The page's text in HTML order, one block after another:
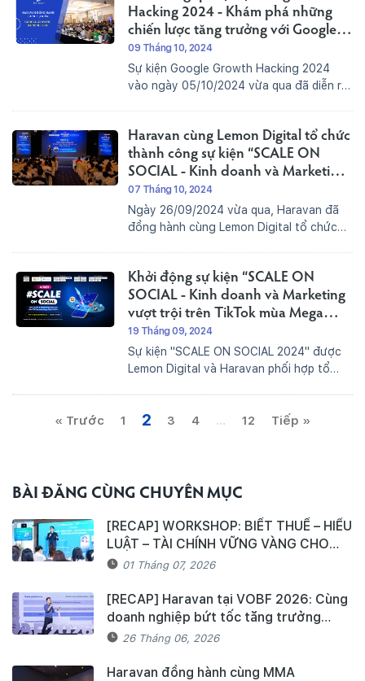
Hacking 2024 - Khám phá những
chiến lược tăng trưởng với Google
Marketing.
09 Tháng 10, 2024
Sự kiện Google Growth Hacking 2024
vào ngày 05/10/2024 vừa qua đã diễn ra
với chủ đề "TINH GỌN - TỐI ƯU - PHÁT...
Haravan cùng Lemon Digital tổ chức
thành công sự kiện “SCALE ON
SOCIAL - Kinh doanh và Marketing
vượt trội trên TikTok mùa Mega
Sales 2024”
07 Tháng 10, 2024
Ngày 26/09/2024 vừa qua, Haravan đã
đồng hành cùng Lemon Digital tổ chức
Mega Sales 2024”. Hãy cùng nhìn lại
những nội dung nổi bật...
Khởi động sự kiện “SCALE ON
SOCIAL - Kinh doanh và Marketing
vượt trội trên TikTok mùa Mega
Sales 2024
19 Tháng 09, 2024
Sự kiện "SCALE ON SOCIAL 2024" được
Lemon Digital và Haravan phối hợp tổ
Mega Sales 2024” hứa hẹn mang đến
« Trước 1 2 3 4 … 12 Tiếp »
BÀI ĐĂNG CÙNG CHUYÊN MỤC
[RECAP] WORKSHOP: BIẾT THUẾ – HIỂU
LUẬT – TÀI CHÍNH VỮNG VÀNG CHO
NHÀ KINH DOANH
01 Tháng 07, 2026
[RECAP] Haravan tại VOBF 2026: Cùng
doanh nghiệp bứt tốc tăng trưởng
trong kỷ nguyên Agentic Commerce
26 Tháng 06, 2026
Haravan đồng hành cùng MMA